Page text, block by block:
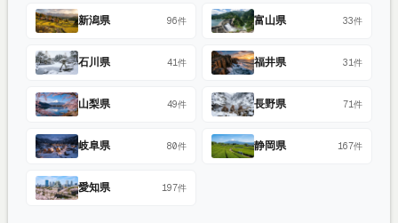
新潟県 96件 富山県 33件
石川県 41件 福井県 31件
山梨県 49件 長野県 71件
岐阜県 80件 静岡県 167件
愛知県 197件